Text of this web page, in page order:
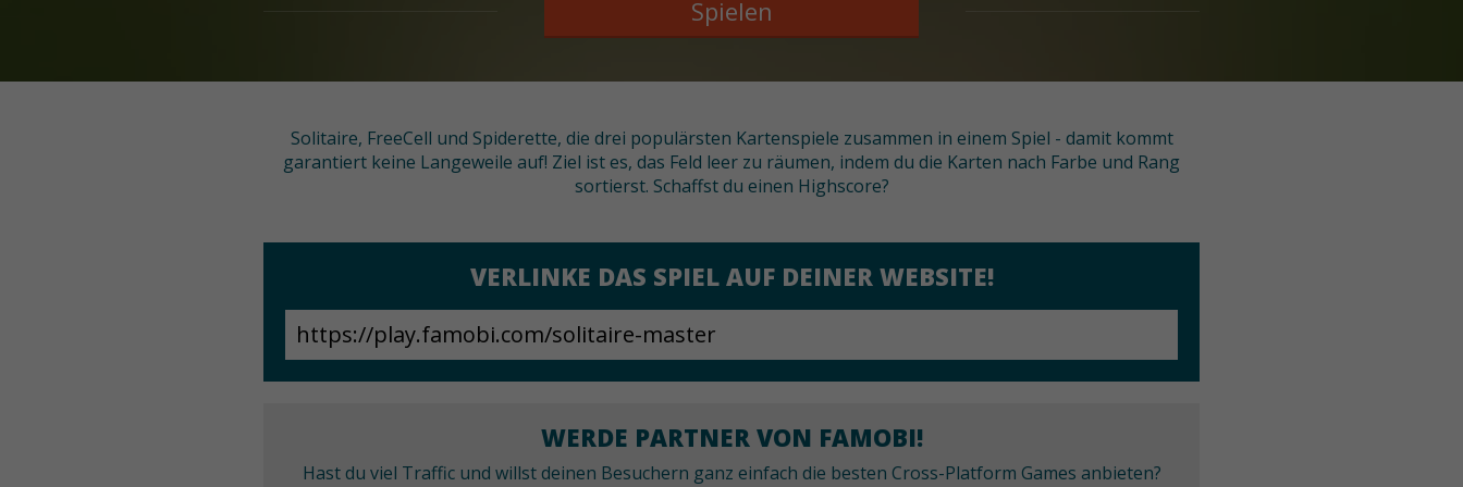
Spielen
Solitaire, FreeCell und Spiderette, die drei populärsten Kartenspiele zusammen in einem Spiel - damit kommt
garantiert keine Langeweile auf! Ziel ist es, das Feld leer zu räumen, indem du die Karten nach Farbe und Rang
sortierst. Schaffst du einen Highscore?
VERLINKE DAS SPIEL AUF DEINER WEBSITE!
WERDE PARTNER VON FAMOBI!
Hast du viel Traffic und willst deinen Besuchern ganz einfach die besten Cross-Platform Games anbieten?